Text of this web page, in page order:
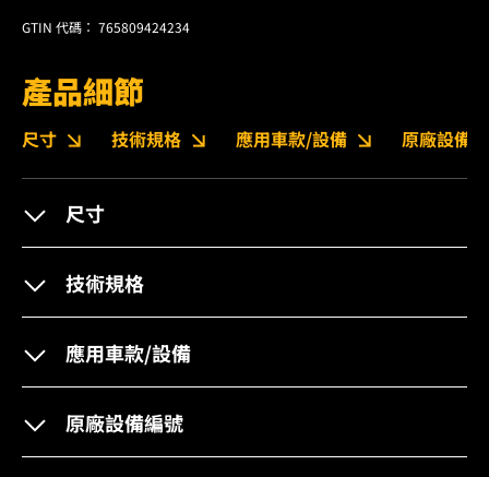
GTIN 代碼： 765809424234
產品細節
尺寸 技術規格 應用車款/設備 原廠設備
尺寸
技術規格
應用車款/設備
原廠設備編號